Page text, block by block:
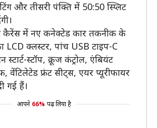
और तीसरी पंक्ति में 50:50 स्प्लिट
कैरेंस में नए कनेक्टेड कार तकनीक के
LCD क्लस्टर, पांच USB टाइप-C
स्टार्ट-स्टॉप, क्रूज कंट्रोल, एंबियंट
वेंटिलेटेड फ्रंट सीट्स, एयर प्यूरीफायर
गई हैं।
आपने 66% पढ़ लिया है